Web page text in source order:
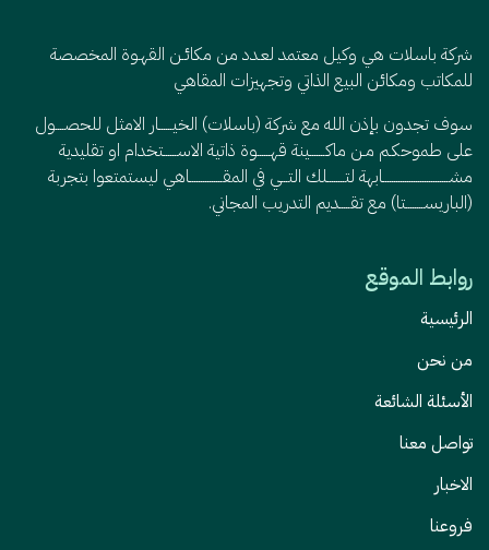
شركة باسلات هي وكيل معتمد لعـدد من مكائـن القهـوة المخصصة
للمكاتب ومكائن البيع الذاتي وتجهيزات المقاهي
سوف تجدون بإذن الله مع شركة (باسلات) الخيــــــار الامثل للحصــــول
على طموحكـم مـن ماكـــــــينة قهــــــوة ذاتية الاســــــتخدام او تقليدية
مشــــــــــــــــــــــــــــــابهة لتــــــــلك التـــي في المقـــــــــــــــاهي ليستمتعوا بتجربة
(الباريســــــــتا) مع تقـــــديم التدريب المجاني.
روابط الموقع
الرئيسية
من نحن
الأسئلة الشائعة
تواصل معنا
الاخبار
فروعنا